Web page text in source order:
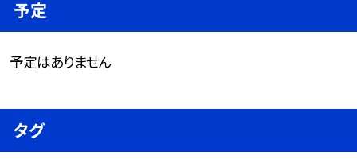
予定
予定はありません
タグ